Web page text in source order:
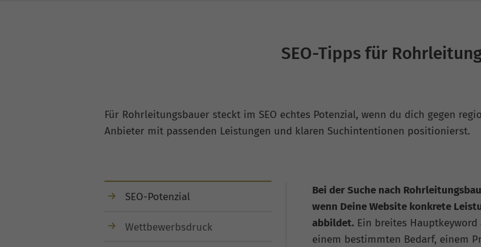
SEO-Tipps für
Für Rohrleitungsbauer steckt im SEO echtes Potenzial, wenn du dich gegen
Anbieter mit passenden Leistungen und klaren Suchintentionen positionierst.
SEO-Potenzial
Wettbewerbsdruck
Bei der Suche nach
wenn Deine Website konkrete
abbildet. Ein breites
einem bestimmten Bedarf, einem